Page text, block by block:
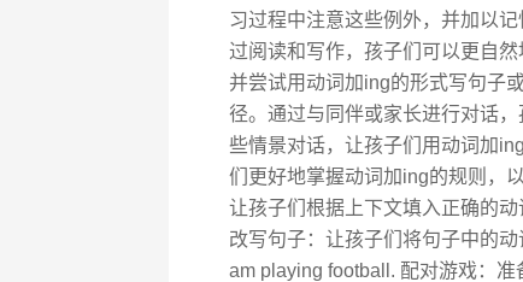
习过程中注意这些例外，并加以
过阅读和写作，孩子们可以更自
并尝试用动词加ing的形式写句子
径。通过与同伴或家长进行对话
些情景对话，让孩子们用动词加
们更好地掌握动词加ing的规则，
让孩子们根据上下文填入正确的
改写句子：让孩子们将句子中的
am playing football. 配对游戏：